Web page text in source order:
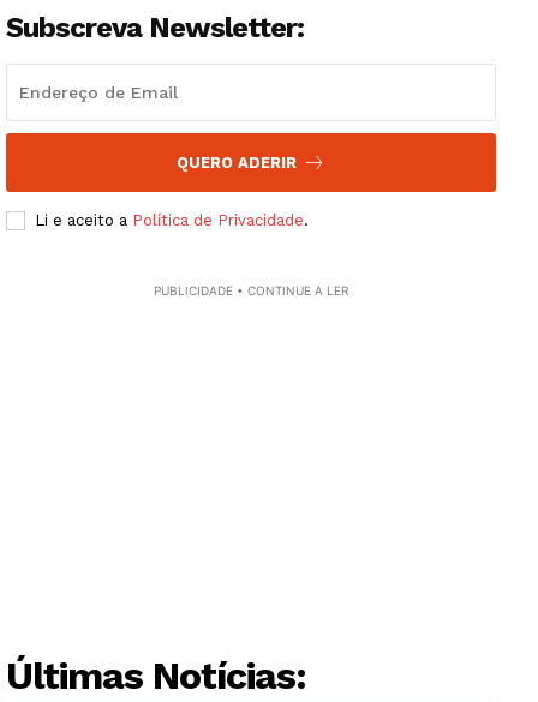
Guimarães, agora!
Publicidade
Subscreva Newsletter:
QUERO ADERIR
Li e aceito a Política de Privacidade.
PUBLICIDADE • CONTINUE A LER
Últimas Notícias: